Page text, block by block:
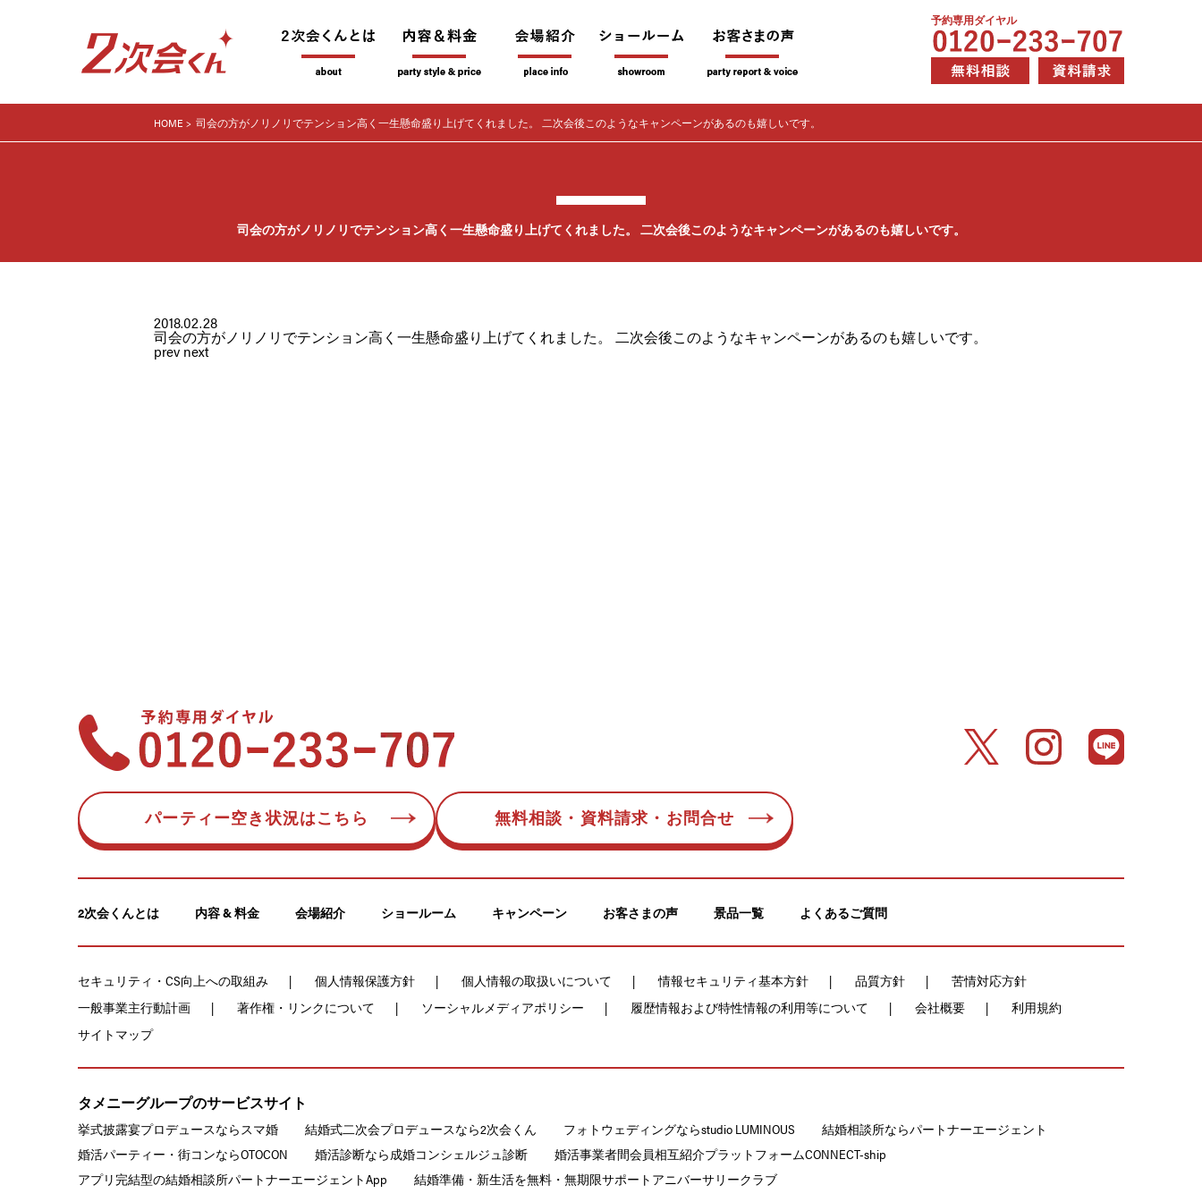
予約専用ダイヤル
HOME 司会の方がノリノリでテンション高く一生懸命盛り上げてくれました。 二次会後このようなキャンペーンがあるのも嬉しいです。
司会の方がノリノリでテンション高く一生懸命盛り上げてくれました。 二次会後このようなキャンペーンがあるのも嬉しいです。
2018.02.28
司会の方がノリノリでテンション高く一生懸命盛り上げてくれました。 二次会後このようなキャンペーンがあるのも嬉しいです。
prev next
パーティー空き状況はこちら 無料相談・資料請求・お問合せ
2次会くんとは 内容 & 料金 会場紹介 ショールーム キャンペーン お客さまの声 景品一覧 よくあるご質問
セキュリティ・CS向上への取組み 個人情報保護方針 個人情報の取扱いについて 情報セキュリティ基本方針 品質方針
苦情対応方針
一般事業主行動計画
著作権・リンクについて ソーシャルメディアポリシー 履歴情報および特性情報の利用等について 会社概要
利用規約
サイトマップ
タメニーグループのサービスサイト
挙式披露宴プロデュースならスマ婚 結婚式二次会プロデュースなら2次会くん フォトウェディングならstudio LUMINOUS
結婚相談所ならパートナーエージェント
婚活パーティー・街コンならOTOCON
婚活診断なら成婚コンシェルジュ診断
婚活事業者間会員相互紹介プラットフォームCONNECT-ship
アプリ完結型の結婚相談所パートナーエージェントApp
結婚準備・新生活を無料・無期限サポートアニバーサリークラブ